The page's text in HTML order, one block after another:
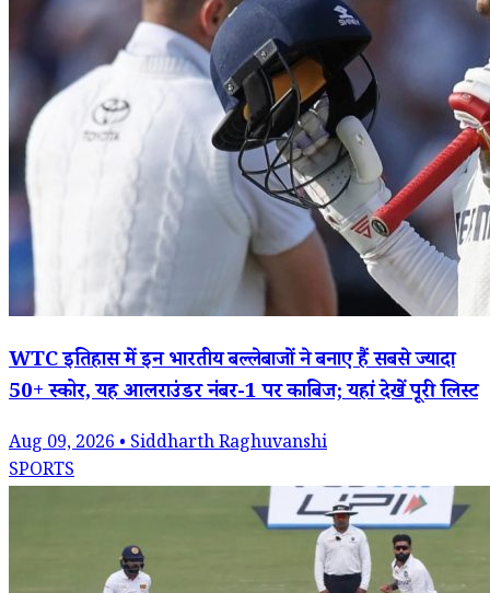
WTC इतिहास में इन भारतीय बल्लेबाजों ने बनाए हैं सबसे ज्यादा
50+ स्कोर, यह आलराउंडर नंबर-1 पर काबिज; यहां देखें पूरी लिस्ट
Aug 09, 2026 • Siddharth Raghuvanshi
SPORTS